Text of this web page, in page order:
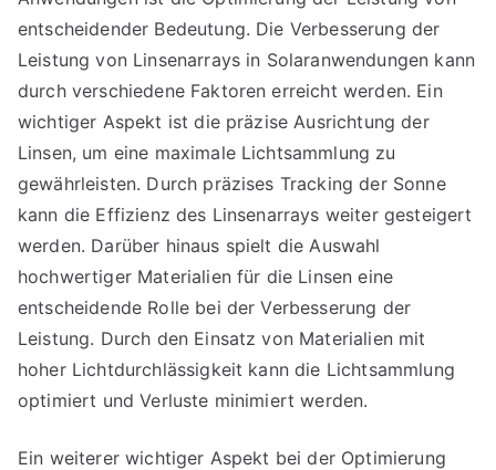
entscheidender Bedeutung. Die Verbesserung der
Leistung von Linsenarrays in Solaranwendungen kann
durch verschiedene Faktoren erreicht werden. Ein
wichtiger Aspekt ist die präzise Ausrichtung der
Linsen, um eine maximale Lichtsammlung zu
gewährleisten. Durch präzises Tracking der Sonne
kann die Effizienz des Linsenarrays weiter gesteigert
werden. Darüber hinaus spielt die Auswahl
hochwertiger Materialien für die Linsen eine
entscheidende Rolle bei der Verbesserung der
Leistung. Durch den Einsatz von Materialien mit
hoher Lichtdurchlässigkeit kann die Lichtsammlung
optimiert und Verluste minimiert werden.
Ein weiterer wichtiger Aspekt bei der Optimierung